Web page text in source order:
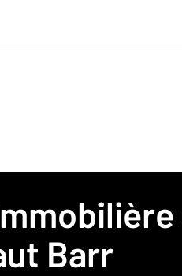
Barr